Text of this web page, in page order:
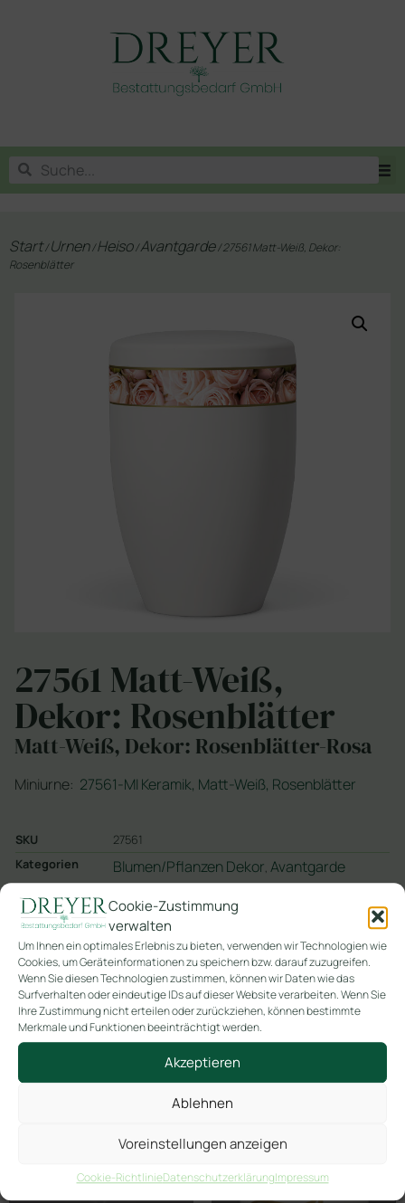
Cookie-Zustimmung
verwalten
Um Ihnen ein optimales Erlebnis zu bieten, verwenden wir Technologien wie
Cookies, um Geräteinformationen zu speichern bzw. darauf zuzugreifen.
Wenn Sie diesen Technologien zustimmen, können wir Daten wie das
Surfverhalten oder eindeutige IDs auf dieser Website verarbeiten. Wenn Sie
Ihre Zustimmung nicht erteilen oder zurückziehen, können bestimmte
Merkmale und Funktionen beeinträchtigt werden.
Akzeptieren
Ablehnen
Voreinstellungen anzeigen
Cookie-RichtlinieDatenschutzerklärungImpressum
Start/Urnen/Heiso/Avantgarde/ 27561 Matt-Weiß, Dekor:
Rosenblätter
27561 Matt-Weiß,
Dekor: Rosenblätter
Matt-Weiß, Dekor: Rosenblätter-Rosa
Miniurne: 27561-MI Keramik, Matt-Weiß, Rosenblätter
SKU
27561
Kategorien
Blumen/Pflanzen Dekor, Avantgarde
In den Warenkorb
Ähnliche Produkte